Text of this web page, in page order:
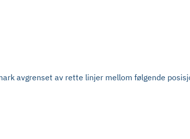
avgrenset av rette linjer mellom følgende